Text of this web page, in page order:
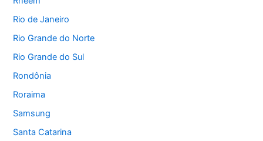
Rio de Janeiro
Rio Grande do Norte
Rio Grande do Sul
Rondônia
Roraima
Samsung
Santa Catarina